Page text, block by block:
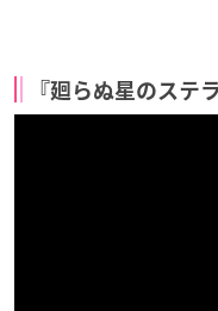
『廻らぬ星のステ